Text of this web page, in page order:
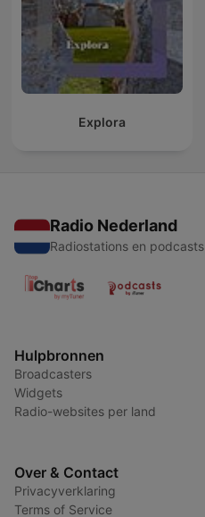
Explora
Radio Nederland
Radiostations en podcasts
Hulpbronnen
Broadcasters
Widgets
Radio-websites per land
Over & Contact
Privacyverklaring
Terms of Service